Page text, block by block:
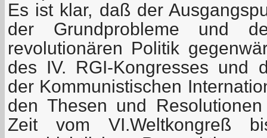
Es ist klar, daß der
der Grundprobleme und
revolutionären Politik
des IV. RGI-Kongresses und
der Kommunistischen
den Thesen und
Zeit vom VI.Weltkongreß